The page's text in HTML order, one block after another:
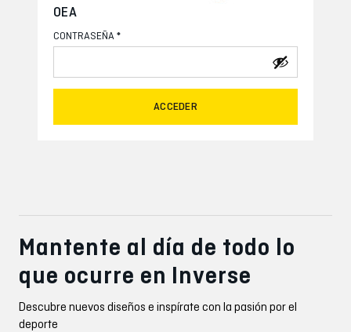
OEA
CONTRASEÑA *
ACCEDER
Mantente al día de todo lo
que ocurre en Inverse
Descubre nuevos diseños e inspírate con la pasión por el
deporte